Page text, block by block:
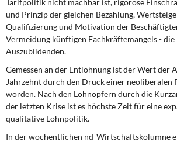
Tarifpolitik nicht machbar ist, rigorose
und Prinzip der gleichen Bezahlung,
Qualifizierung und Motivation der
Vermeidung künftigen Fachkräftemangels - die
Auszubildenden.
Gemessen an der Entlohnung ist der Wert der
Jahrzehnt durch den Druck einer neoliberalen
worden. Nach den Lohnopfern durch die
der letzten Krise ist es höchste Zeit für eine
qualitative Lohnpolitik.
In der wöchentlichen nd-Wirtschaftskolumne